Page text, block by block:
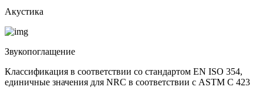
Акустика
Звукопоглащение
Классификация в соответствии со стандартом EN ISO 354,
единичные значения для NRC в соответствии с ASTM C 423